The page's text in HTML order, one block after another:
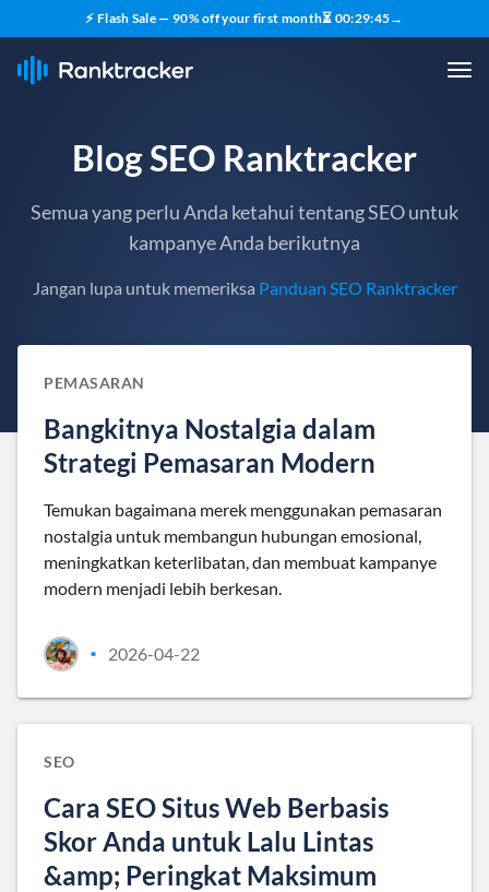
⚡ Flash Sale — 90% off your first month⏳ 00:29:44→
Blog SEO Ranktracker
Semua yang perlu Anda ketahui tentang SEO untuk
kampanye Anda berikutnya
Jangan lupa untuk memeriksa Panduan SEO Ranktracker
PEMASARAN
Bangkitnya Nostalgia dalam
Strategi Pemasaran Modern
Temukan bagaimana merek menggunakan pemasaran
nostalgia untuk membangun hubungan emosional,
meningkatkan keterlibatan, dan membuat kampanye
modern menjadi lebih berkesan.
• 2026-04-22
SEO
Cara SEO Situs Web Berbasis
Skor Anda untuk Lalu Lintas
&amp; Peringkat Maksimum